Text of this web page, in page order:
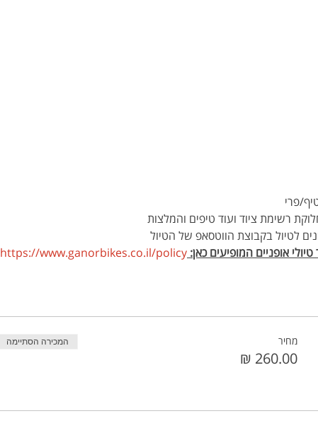
רשימת ציוד ועוד טיפים והמלצות
לטיול בקבוצת הווטסאפ של הטיול
אופניים המופיעים כאן: https://www.ganorbikes.co.il/policy
מחיר המכירה הסתיימה